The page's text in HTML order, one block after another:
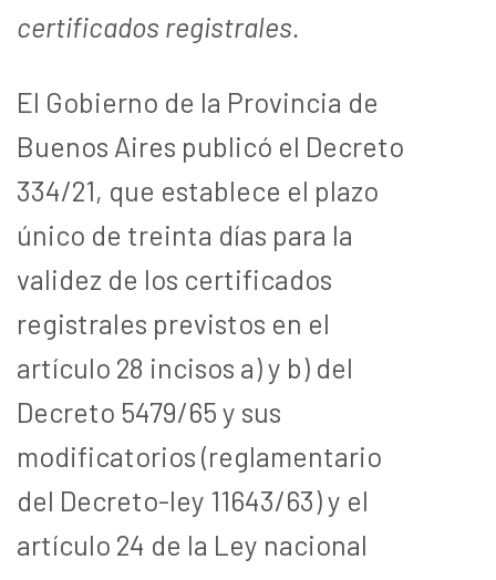
certificados registrales.
El Gobierno de la Provincia de
Buenos Aires publicó el Decreto
334/21, que establece el plazo
único de treinta días para la
validez de los certificados
registrales previstos en el
artículo 28 incisos a) y b) del
Decreto 5479/65 y sus
modificatorios (reglamentario
del Decreto-ley 11643/63) y el
artículo 24 de la Ley nacional